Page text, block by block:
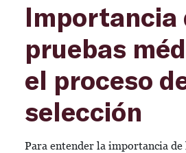
Importancia
pruebas
el proceso
selección
Para entender la importancia de